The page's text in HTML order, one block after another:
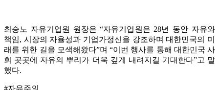
최승노 자유기업원 원장은 “자유기업원은 28년 동안 자유와
책임, 시장의 자율성과 기업가정신을 강조하며 대한민국의 미
래를 위한 길을 모색해왔다”며 “이번 행사를 통해 대한민국 사
회 곳곳에 자유의 뿌리가 더욱 깊게 내려지길 기대한다”고 말
했다.
#자유주의